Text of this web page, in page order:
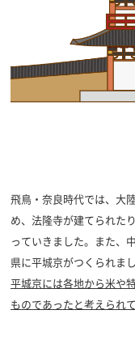
飛鳥・奈良時代では、大
め、法隆寺が建てられた
っていきました。また、
県に平城京がつくられまし
平城京には各地から米や
ものであったと考えられ